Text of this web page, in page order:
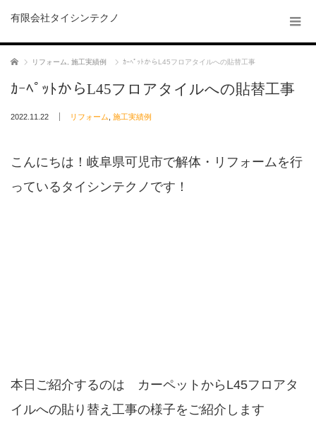
有限会社タイシンテクノ
ホーム リフォーム 施工実績例 ｶｰﾍﾟｯﾄからL45フロアタイルへの貼替工事
ｶｰﾍﾟｯﾄからL45フロアタイルへの貼替工事
2022.11.22 リフォーム 施工実績例
こんにちは！岐阜県可児市で解体・リフォームを行
っているタイシンテクノです！
本日ご紹介するのは カーペットからL45フロアタ
イルへの貼り替え工事の様子をご紹介します